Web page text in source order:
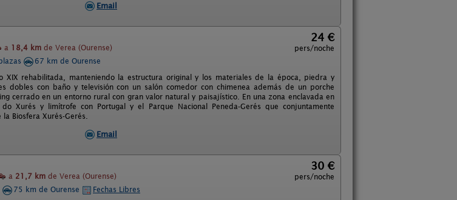
Email
a 18,4 km de Verea (Ourense)
24 €
pers/noche
67 km de Ourense
XIX rehabilitada, manteniendo la estructura original y los materiales de la época, piedra y
dobles con baño y televisión con un salón comedor con chimenea además de un porche
cerrado en un entorno rural con gran valor natural y paisajístico. En una zona enclavada en
Xurés y limítrofe con Portugal y el Parque Nacional Peneda-Gerés que conjuntamente
Biosfera Xurés-Gerés.
Email
a 21,7 km de Verea (Ourense)
30 €
pers/noche
75 km de Ourense
Fechas Libres